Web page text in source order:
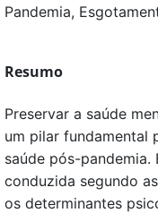
Pandemia,
Resumo
Preservar a saúde
um pilar fundamental
saúde pós-pandemia.
conduzida segundo
os determinantes